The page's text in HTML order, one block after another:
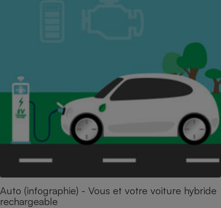
Auto (infographie) - Vous et votre voiture hybride
rechargeable